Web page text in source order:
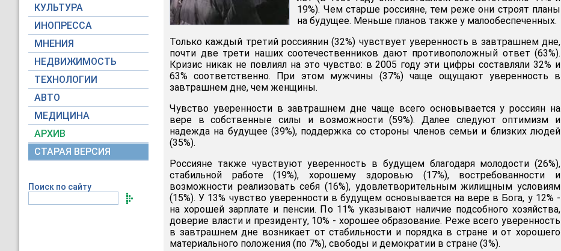
КУЛЬТУРА
ИНОПРЕССА
МНЕНИЯ
НЕДВИЖИМОСТЬ
ТЕХНОЛОГИИ
АВТО
МЕДИЦИНА
АРХИВ
СТАРАЯ ВЕРСИЯ
Поиск по сайту
19%). Чем старше россияне, тем реже они строят планы
на будущее. Меньше планов также у малообеспеченных.
Только каждый третий россиянин (32%) чувствует уверенность в завтрашнем дне,
почти две трети наших соотечественников дают противоположный ответ (63%).
Кризис никак не повлиял на это чувство: в 2005 году эти цифры составляли 32% и
63% соответственно. При этом мужчины (37%) чаще ощущают уверенность в
завтрашнем дне, чем женщины.
Чувство уверенности в завтрашнем дне чаще всего основывается у россиян на
вере в собственные силы и возможности (59%). Далее следуют оптимизм и
надежда на будущее (39%), поддержка со стороны членов семьи и близких людей
(35%).
Россияне также чувствуют уверенность в будущем благодаря молодости (26%),
стабильной работе (19%), хорошему здоровью (17%), востребованности и
возможности реализовать себя (16%), удовлетворительным жилищным условиям
(15%). У 13% чувство уверенности в будущем основывается на вере в Бога, у 12% -
на хорошей зарплате и пенсии. По 11% указывают наличие подсобного хозяйства,
доверие власти и президенту, 10% - хорошее образование. Реже всего уверенность
в завтрашнем дне возникает от стабильности и порядка в стране и от хорошего
материального положения (по 7%), свободы и демократии в стране (3%).